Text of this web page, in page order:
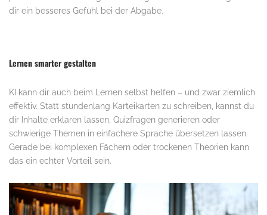
dir ein besseres Gefühl bei der Abgabe.
Lernen smarter gestalten
KI kann dir auch beim Lernen selbst helfen – und zwar ziemlich
effektiv. Statt stundenlang Karteikarten zu schreiben, kannst du
dir Inhalte erklären lassen, Quizfragen generieren oder
schwierige Themen in einfachere Sprache übersetzen lassen.
Gerade bei komplexen Fächern oder trockenen Theorien kann
das ein echter Vorteil sein.